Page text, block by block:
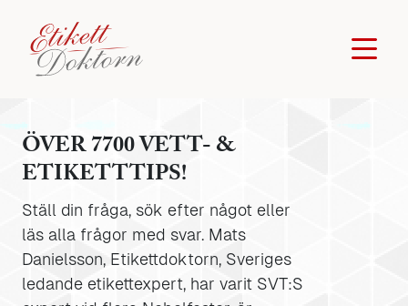
ÖVER 7700 VETT- &
ETIKETTTIPS!
Ställ din fråga, sök efter något eller
läs alla frågor med svar. Mats
Danielsson, Etikettdoktorn, Sveriges
ledande etikettexpert, har varit SVT:S